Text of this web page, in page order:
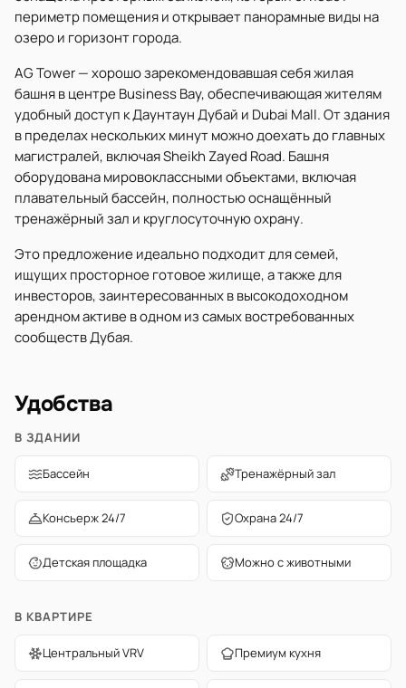
периметр помещения и открывает панорамные виды на
озеро и горизонт города.
AG Tower — хорошо зарекомендовавшая себя жилая
башня в центре Business Bay, обеспечивающая жителям
удобный доступ к Даунтаун Дубай и Dubai Mall. От здания
в пределах нескольких минут можно доехать до главных
магистралей, включая Sheikh Zayed Road. Башня
оборудована мировоклассными объектами, включая
плавательный бассейн, полностью оснащённый
тренажёрный зал и круглосуточную охрану.
Это предложение идеально подходит для семей,
ищущих просторное готовое жилище, а также для
инвесторов, заинтересованных в высокодоходном
арендном активе в одном из самых востребованных
сообществ Дубая.
Удобства
В ЗДАНИИ
Бассейн Тренажёрный зал
Консьерж 24/7 Охрана 24/7
Детская площадка Можно с животными
В КВАРТИРЕ
Центральный VRV Премиум кухня